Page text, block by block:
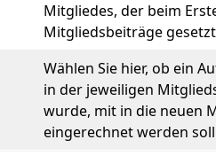
Mitgliedes, der beim
Mitgliedsbeiträge
Wählen Sie hier, ob ein
in der jeweiligen
wurde, mit in die neuen
eingerechnet werden